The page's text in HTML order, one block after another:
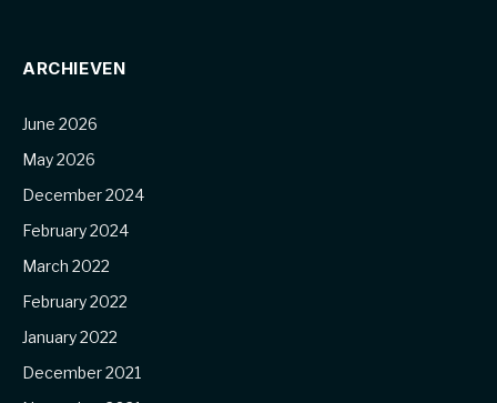
ARCHIEVEN
June 2026
May 2026
December 2024
February 2024
March 2022
February 2022
January 2022
December 2021